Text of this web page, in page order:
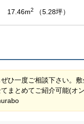
17.46m2 （5.28坪）
ひ一度ご相談下さい。
まとめてご紹介可能(